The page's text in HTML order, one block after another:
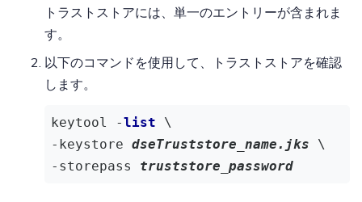
トラストストアには、単一のエントリーが含まれま
す。
以下のコマンドを使用して、トラストストアを確認
します。
keytool -list \
-keystore dseTruststore_name.jks \
-storepass truststore_password